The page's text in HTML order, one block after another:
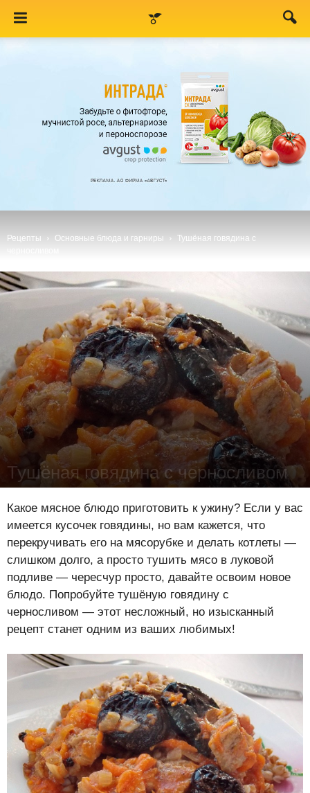
Рецепты Основные блюда и гарниры
Тушёная говядина с
Тушёная говядина с черносливом
Какое мясное блюдо приготовить к ужину? Если у вас
имеется кусочек говядины, но вам кажется, что
перекручивать его на мясорубке и делать котлеты —
слишком долго, а просто тушить мясо в луковой
подливе — чересчур просто, давайте освоим новое
блюдо. Попробуйте тушёную говядину с
черносливом — этот несложный, но изысканный
рецепт станет одним из ваших любимых!